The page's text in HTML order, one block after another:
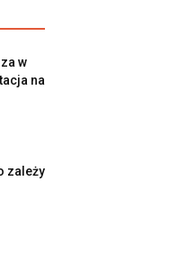
w
na
zależy